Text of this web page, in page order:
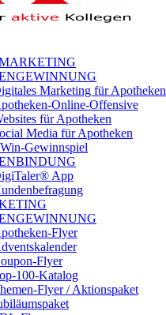
Marketing für Apotheken
Online-Offensive
für Apotheken
Media für Apotheken
Gewinnspiel
App
Flyer
Flyer
100-Katalog
Flyer / Aktionspaket